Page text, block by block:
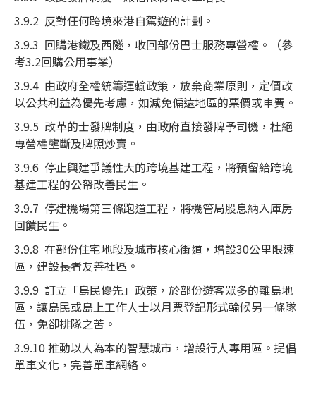
3.9.2 反對任何跨境來港自駕遊的計劃。
3.9.3 回購港鐵及西隧，收回部份巴士服務專營權。（參
考3.2回購公用事業）
3.9.4 由政府全權統籌運輸政策，放棄商業原則，定價改
以公共利益為優先考慮，如減免偏遠地區的票價或車費。
3.9.5 改革的士發牌制度，由政府直接發牌予司機，杜絕
專營權壟斷及牌照炒賣。
3.9.6 停止興建爭議性大的跨境基建工程，將預留給跨境
基建工程的公帑改善民生。
3.9.7 停建機場第三條跑道工程，將機管局股息納入庫房
回饋民生。
3.9.8 在部份住宅地段及城市核心街道，增設30公里限速
區，建設長者友善社區。
3.9.9 訂立「島民優先」政策，於部份遊客眾多的離島地
區，讓島民或島上工作人士以月票登記形式輪候另一條隊
伍，免卻排隊之苦。
3.9.10 推動以人為本的智慧城市，增設行人專用區。提倡
單車文化，完善單車網絡。